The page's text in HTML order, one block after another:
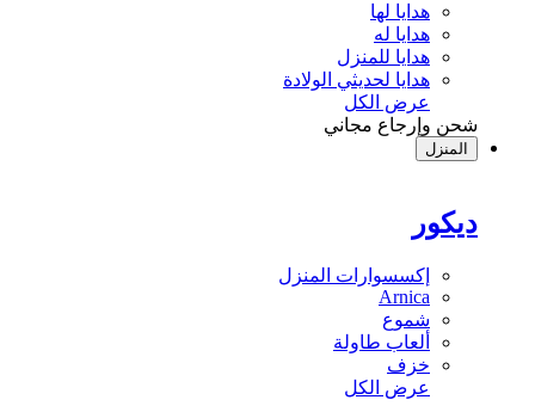
هدايا لها
هدايا له
هدايا للمنزل
هدايا لحديثي الولادة
عرض الكل
شحن وإرجاع مجاني
المنزل
ديكور
إكسسوارات المنزل
Arnica
شموع
ألعاب طاولة
خزف
عرض الكل